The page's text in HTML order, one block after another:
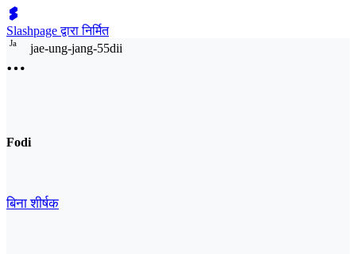
Slashpage द्वारा निर्मित
Ja jae-ung-jang-55dii
Fodi
बिना शीर्षक